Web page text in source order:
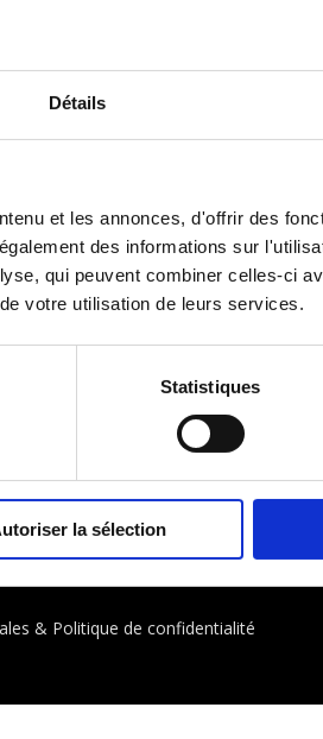
Détails
et les annonces, d'offrir des
des informations sur
qui peuvent combiner celles-ci
votre utilisation de leurs services.
Statistiques
la sélection
ChatGPT, marque une
succédant à PaLM 2 lancé au
la recherche en ligne. Des
dès septembre, préparant le
non-anglaises par
multilingue. Cette difficulté a
prévus aux États-Unis.
cofondateur et PDG de
du modèle GPT qui
des améliorations
Gmail, Google Maps, Google
moment où Gemini dévoilera
& Politique de confidentialité